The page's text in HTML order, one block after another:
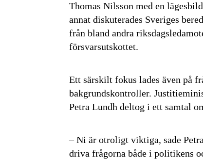
Thomas Nilsson med en
annat diskuterades Sveriges
från bland andra
försvarsutskottet.
Ett särskilt fokus lades även på
bakgrundskontroller.
Petra Lundh deltog i ett samtal
– Ni är otroligt viktiga, sade
driva frågorna både i politikens
Få
först
Anmäl